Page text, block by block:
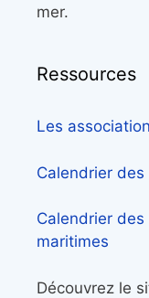
mer.
Ressources
Les
Calendrier des
Calendrier
maritimes
Découvrez le